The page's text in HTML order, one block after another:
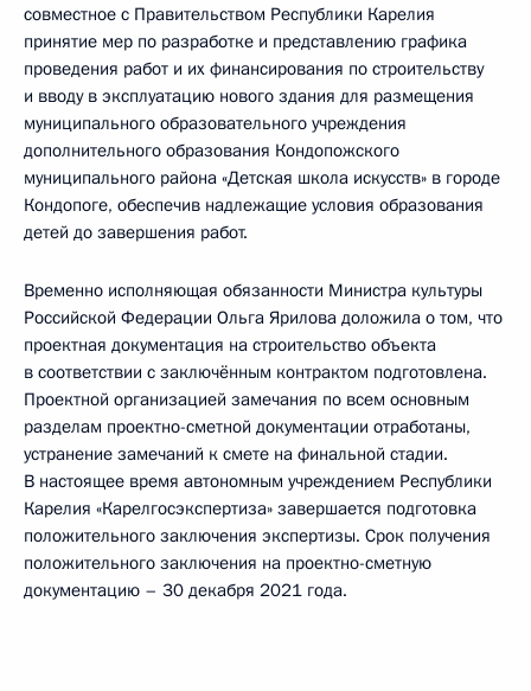
совместное с Правительством Республики Карелия
принятие мер по разработке и представлению графика
проведения работ и их финансирования по строительству
и вводу в эксплуатацию нового здания для размещения
муниципального образовательного учреждения
дополнительного образования Кондопожского
муниципального района «Детская школа искусств» в городе
Кондопоге, обеспечив надлежащие условия образования
детей до завершения работ.
Временно исполняющая обязанности Министра культуры
Российской Федерации Ольга Ярилова доложила о том, что
проектная документация на строительство объекта
в соответствии с заключённым контрактом подготовлена.
Проектной организацией замечания по всем основным
разделам проектно-сметной документации отработаны,
устранение замечаний к смете на финальной стадии.
В настоящее время автономным учреждением Республики
Карелия «Карелгосэкспертиза» завершается подготовка
положительного заключения экспертизы. Срок получения
положительного заключения на проектно-сметную
документацию – 30 декабря 2021 года.